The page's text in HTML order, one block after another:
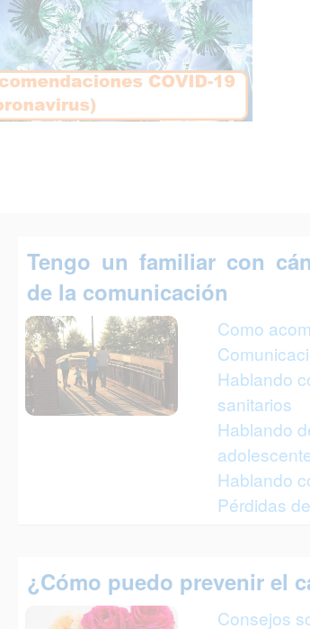
Tengo un familiar con
de la comunicación
Como
Hablando
sanitarios
Hablando
Hablando
Pérdidas
¿Cómo puedo prevenir el
Consejos